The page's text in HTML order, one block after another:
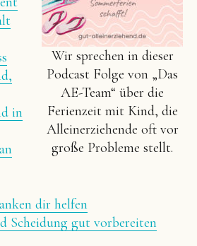
Wir sprechen in dieser
Podcast Folge von „Das
AE-Team“ über die
Ferienzeit mit Kind, die
Alleinerziehende oft vor
große Probleme stellt.
in
dir helfen
Scheidung gut vorbereiten